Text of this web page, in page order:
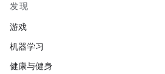
发现
游戏
机器学习
健康与健身